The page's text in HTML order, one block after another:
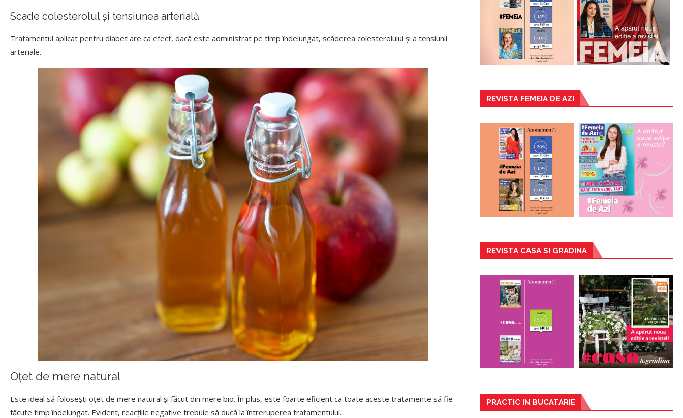
Scade colesterolul și tensiunea arterială
Tratamentul aplicat pentru diabet are ca efect, dacă este administrat pe timp îndelungat, scăderea colesterolului și a tensiunii
arteriale.
Oțet de mere natural
Este ideal să folosești oțet de mere natural și făcut din mere bio. În plus, este foarte eficient ca toate aceste tratamente să fie
făcute timp îndelungat. Evident, reacțiile negative trebuie să ducă la întreruperea tratamentului.
REVISTA FEMEIA DE AZI
REVISTA CASA SI GRADINA
PRACTIC IN BUCATARIE